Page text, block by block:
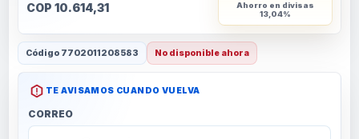
COP 10.614,31
Ahorro en divisas
13,04%
Código 7702011208583 No disponible ahora
TE AVISAMOS CUANDO VUELVA
CORREO